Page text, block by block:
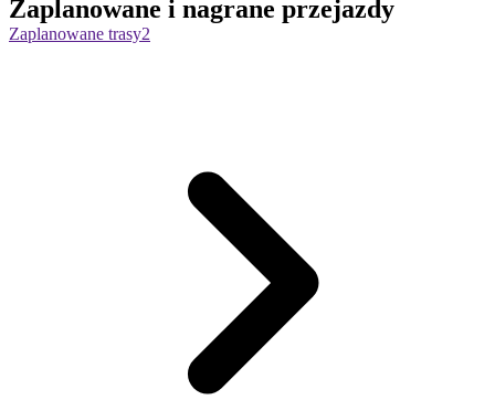
Zaplanowane i nagrane przejazdy
Zaplanowane trasy2